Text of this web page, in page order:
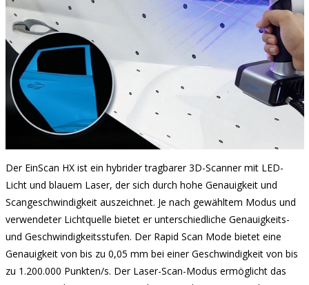
Der EinScan HX ist ein hybrider tragbarer 3D-Scanner mit LED-
Licht und blauem Laser, der sich durch hohe Genauigkeit und
Scangeschwindigkeit auszeichnet. Je nach gewähltem Modus und
verwendeter Lichtquelle bietet er unterschiedliche Genauigkeits-
und Geschwindigkeitsstufen. Der Rapid Scan Mode bietet eine
Genauigkeit von bis zu 0,05 mm bei einer Geschwindigkeit von bis
zu 1.200.000 Punkten/s. Der Laser-Scan-Modus ermöglicht das